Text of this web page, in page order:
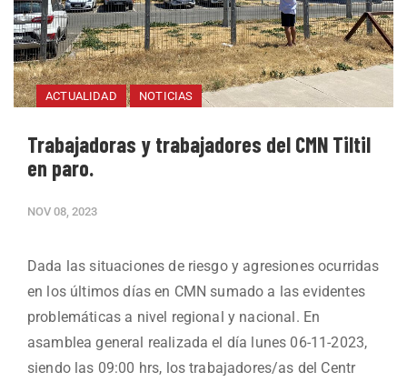
ACTUALIDAD NOTICIAS
Trabajadoras y trabajadores del CMN Tiltil
en paro.
NOV 08, 2023
Dada las situaciones de riesgo y agresiones ocurridas
en los últimos días en CMN sumado a las evidentes
problemáticas a nivel regional y nacional. En
asamblea general realizada el día lunes 06-11-2023,
siendo las 09:00 hrs, los trabajadores/as del Centr